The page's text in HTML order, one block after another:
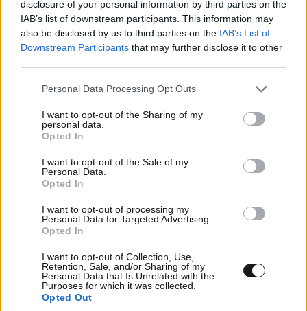
disclosure of your personal information by third parties on the
IAB’s list of downstream participants. This information may
also be disclosed by us to third parties on the IAB’s List of
Downstream Participants that may further disclose it to other
Please note that this website/app uses one or more Google
not limited to your visit or usage behaviour. You may click to
grant or deny consent to Google and its third-party tags to
use your data for below specified purposes in below Google
consent section.
Personal Data Processing Opt Outs
I want to opt-out of the Sharing of my
personal data.
Opted In
I want to opt-out of the Sale of my
Personal Data.
Opted In
I want to opt-out of processing my
Personal Data for Targeted Advertising.
Opted In
I want to opt-out of Collection, Use,
Retention, Sale, and/or Sharing of my
Personal Data that Is Unrelated with the
Purposes for which it was collected.
Opted Out
Ο ναζιστικός χαιρετισμός της ακτιβίστριας
Μαρόκου που ξεσήκωσε θύελλα